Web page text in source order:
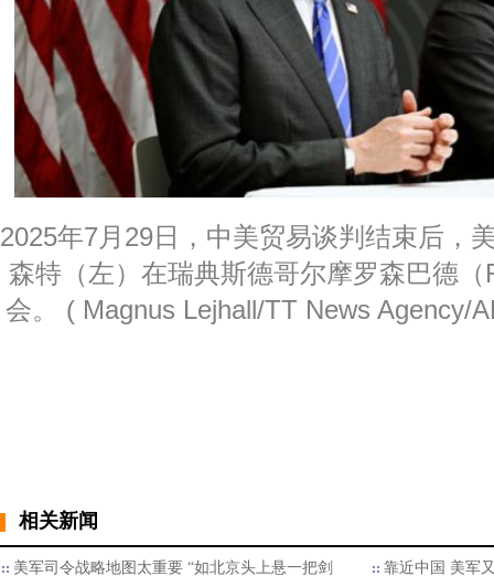
2025年7月29日，中美贸易谈判结束后，
森特（左）在瑞典斯德哥尔摩罗森巴德
会。 ( Magnus Lejhall/TT News Agency/
相关新闻
美军司令战略地图太重要 “如北京头上悬一把剑
靠近中国 美军